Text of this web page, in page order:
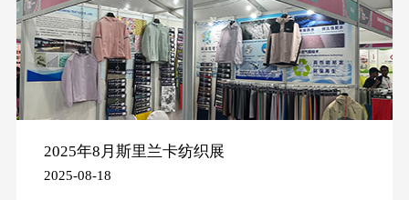
2025年8月斯里兰卡纺织展
2025-08-18